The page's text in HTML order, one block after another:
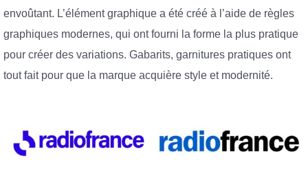
envoûtant. L’élément graphique a été créé à l’aide de règles
graphiques modernes, qui ont fourni la forme la plus pratique
pour créer des variations. Gabarits, garnitures pratiques ont
tout fait pour que la marque acquière style et modernité.